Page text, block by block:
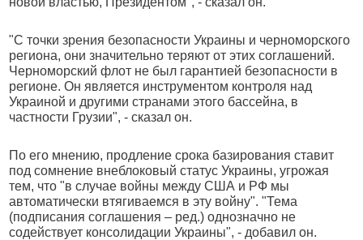
"С точки зрения безопасности Украины и черноморского
региона, они значительно теряют от этих соглашений.
Черноморский флот не был гарантией безопасности в
регионе. Он является инструментом контроля над
Украиной и другими странами этого бассейна, в
частности Грузии", - сказал он.
По его мнению, продление срока базирования ставит
под сомнение внеблоковый статус Украины, угрожая
тем, что "в случае войны между США и РФ мы
автоматически втягиваемся в эту войну". "Тема
(подписания соглашения – ред.) однозначно не
содействует консолидации Украины", - добавил он.